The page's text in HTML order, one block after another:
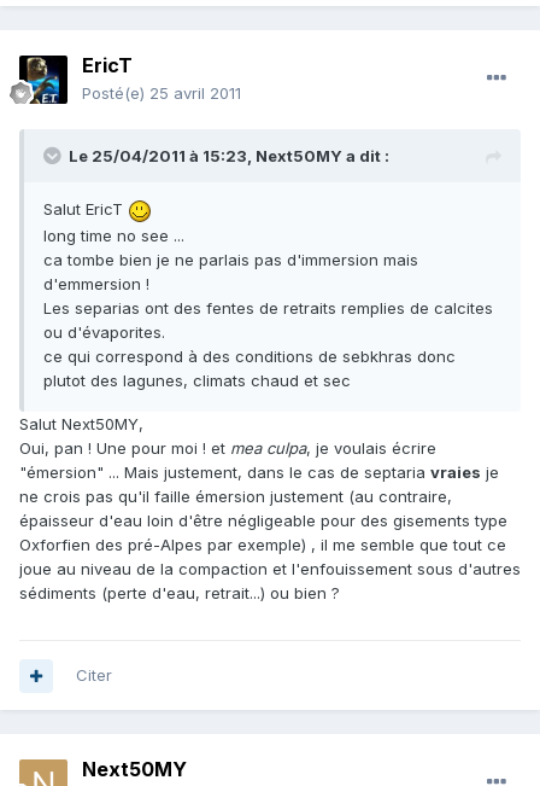
EricT
Posté(e) 25 avril 2011
Le 25/04/2011 à 15:23, Next50MY a dit :
Salut EricT
long time no see ...
ca tombe bien je ne parlais pas d'immersion mais
d'emmersion !
Les separias ont des fentes de retraits remplies de calcites
ou d'évaporites.
ce qui correspond à des conditions de sebkhras donc
plutot des lagunes, climats chaud et sec
Salut Next50MY,
Oui, pan ! Une pour moi ! et mea culpa, je voulais écrire
"émersion" ... Mais justement, dans le cas de septaria vraies je
ne crois pas qu'il faille émersion justement (au contraire,
épaisseur d'eau loin d'être négligeable pour des gisements type
Oxforfien des pré-Alpes par exemple) , il me semble que tout ce
joue au niveau de la compaction et l'enfouissement sous d'autres
sédiments (perte d'eau, retrait...) ou bien ?
Citer
Next50MY